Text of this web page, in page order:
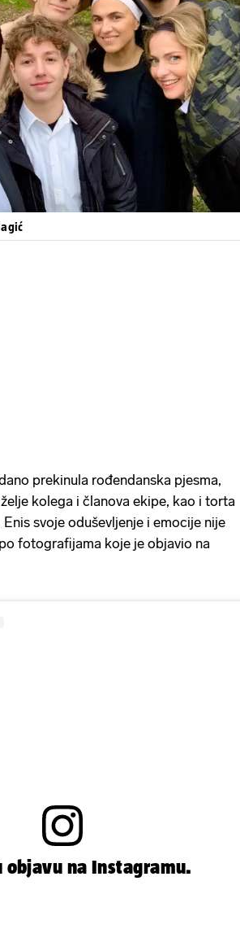
prekinula rođendanska pjesma,
kolega i članova ekipe, kao i torta
svoje oduševljenje i emocije nije
fotografijama koje je objavio na
objavu na Instagramu.